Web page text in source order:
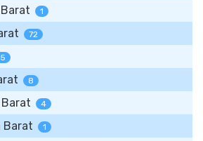
1
72
5
8
4
Barat 1